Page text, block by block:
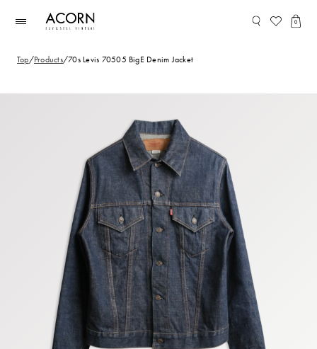
ンツに
0
Top/Products/70s Levis 70505 BigE Denim Jacket